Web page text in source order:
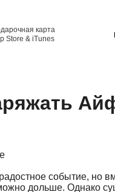
карта
Store & iTunes
событие, но
дольше. Однако